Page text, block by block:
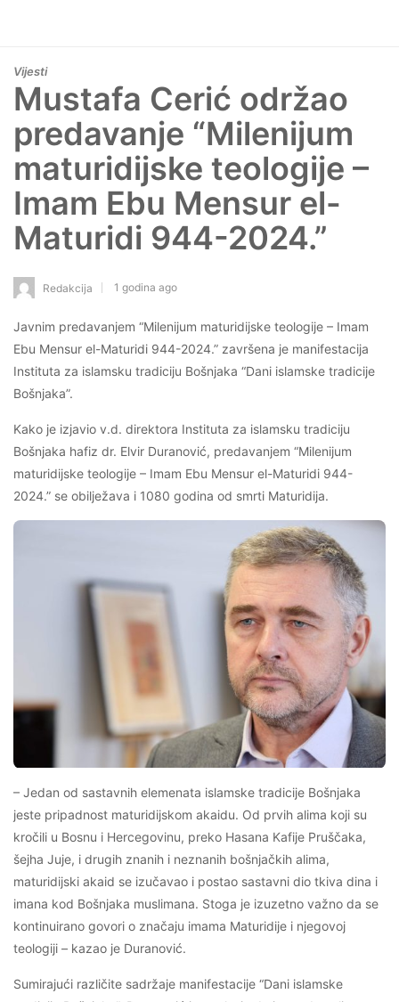
Vijesti
Mustafa Cerić održao
predavanje “Milenijum
maturidijske teologije –
Imam Ebu Mensur el-
Maturidi 944-2024.”
Redakcija 1 godina ago
Javnim predavanjem “Milenijum maturidijske teologije – Imam
Ebu Mensur el-Maturidi 944-2024.” završena je manifestacija
Instituta za islamsku tradiciju Bošnjaka “Dani islamske tradicije
Bošnjaka”.
Kako je izjavio v.d. direktora Instituta za islamsku tradiciju
Bošnjaka hafiz dr. Elvir Duranović, predavanjem “Milenijum
maturidijske teologije – Imam Ebu Mensur el-Maturidi 944-
2024.” se obilježava i 1080 godina od smrti Maturidija.
– Jedan od sastavnih elemenata islamske tradicije Bošnjaka
jeste pripadnost maturidijskom akaidu. Od prvih alima koji su
kročili u Bosnu i Hercegovinu, preko Hasana Kafije Pruščaka,
šejha Juje, i drugih znanih i neznanih bošnjačkih alima,
maturidijski akaid se izučavao i postao sastavni dio tkiva dina i
imana kod Bošnjaka muslimana. Stoga je izuzetno važno da se
kontinuirano govori o značaju imama Maturidije i njegovoj
teologiji – kazao je Duranović.
Sumirajući različite sadržaje manifestacije “Dani islamske